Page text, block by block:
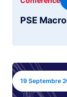
PSE
Image
19 Septembre